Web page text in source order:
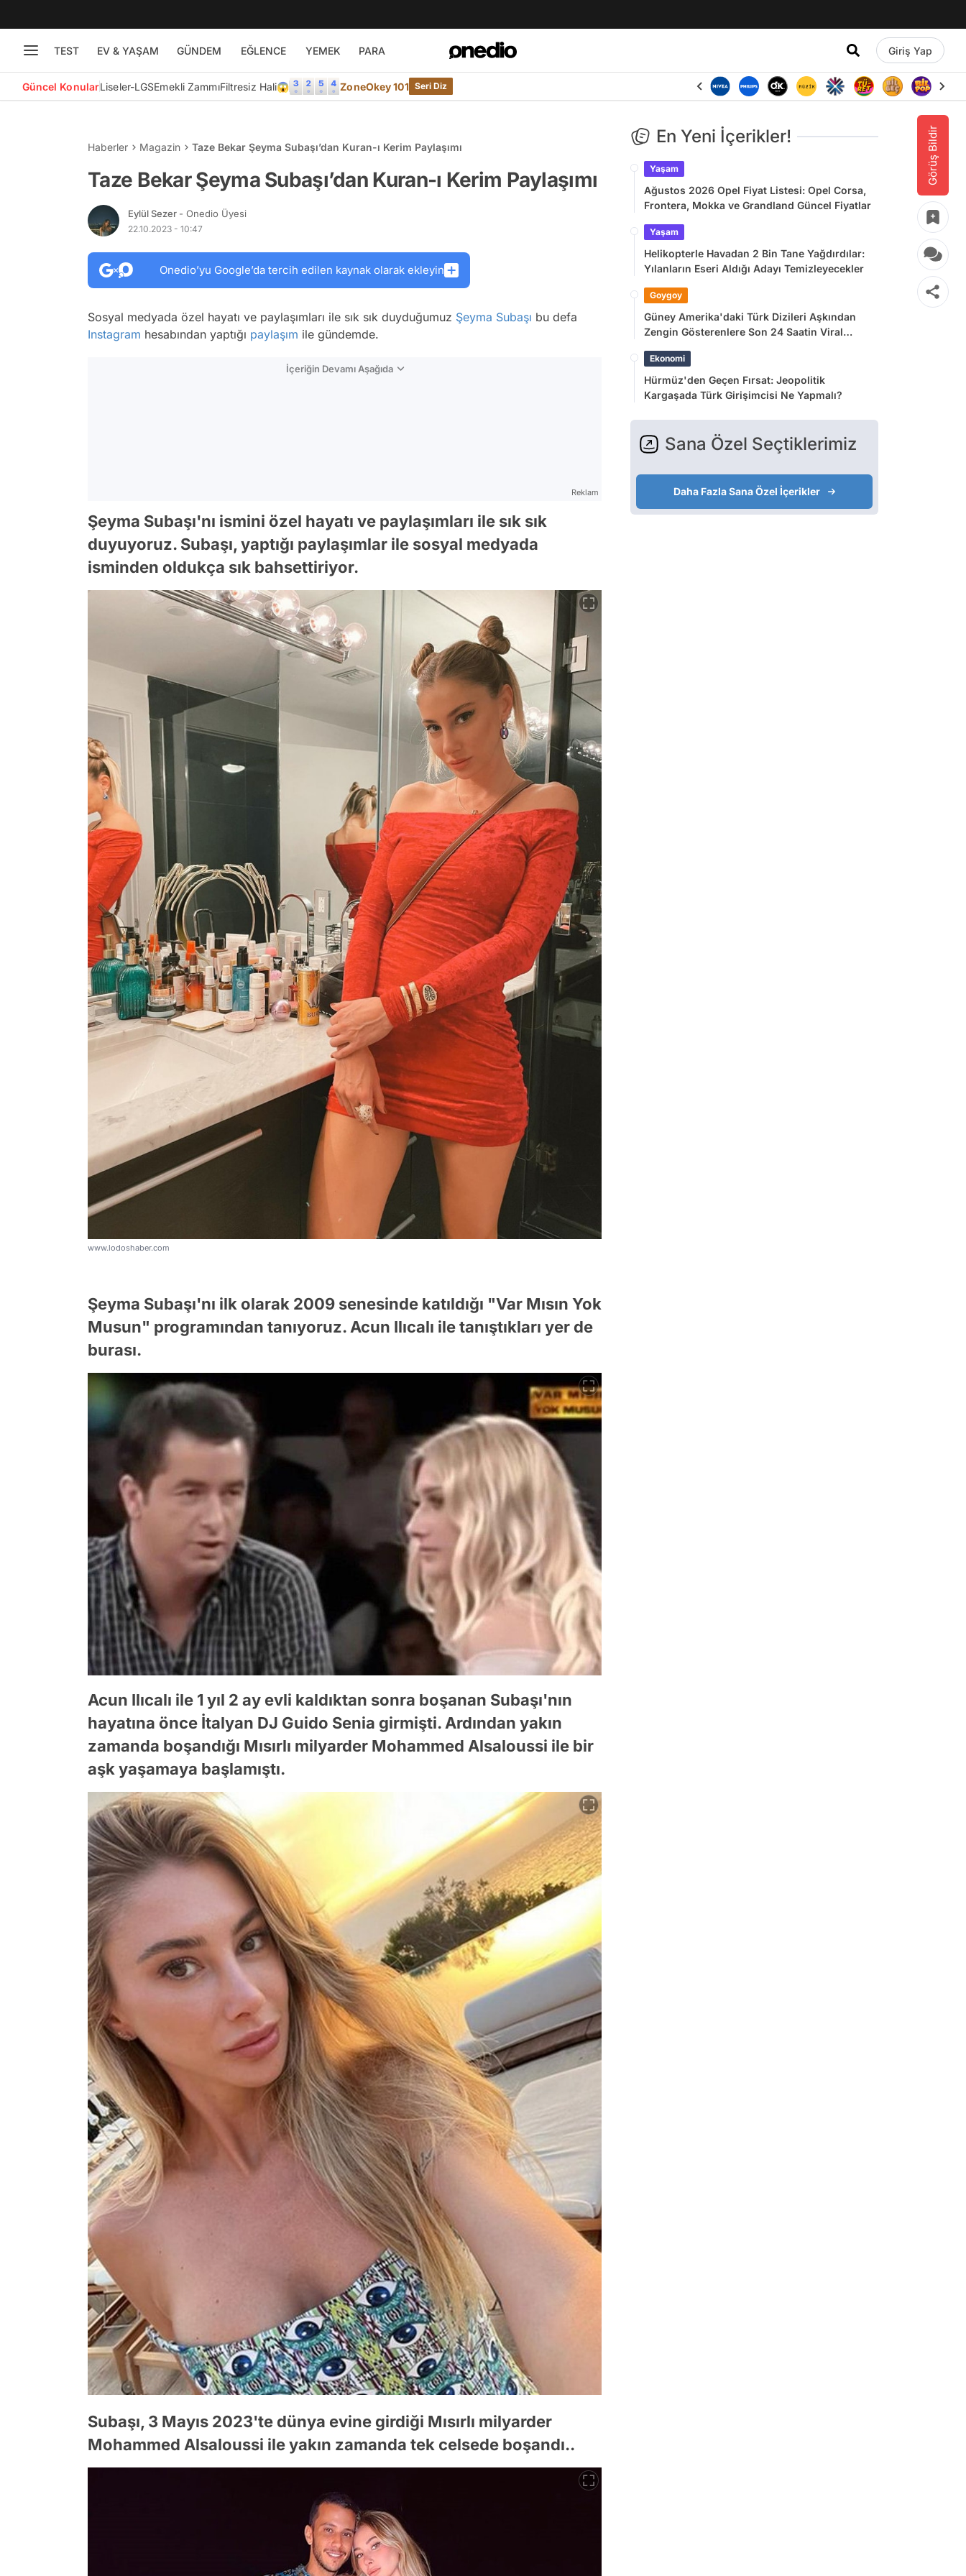
TEST EV & YAŞAM GÜNDEM EĞLENCE YEMEK PARA Giriş Yap
Güncel KonularLiseler-LGSEmekli ZammıFiltresiz Hali😱 ZoneOkey 101 Seri Diz
Görüş Bildir
Haberler Magazin Taze Bekar Şeyma Subaşı’dan Kuran-ı Kerim Paylaşımı
Taze Bekar Şeyma Subaşı’dan Kuran-ı Kerim Paylaşımı
Eylül Sezer - Onedio Üyesi
22.10.2023 - 10:47
Onedio’yu Google’da tercih edilen kaynak olarak ekleyin
Sosyal medyada özel hayatı ve paylaşımları ile sık sık duyduğumuz Şeyma Subaşı bu defa
Instagram hesabından yaptığı paylaşım ile gündemde.
İçeriğin Devamı Aşağıda
Reklam
Şeyma Subaşı'nı ismini özel hayatı ve paylaşımları ile sık sık
duyuyoruz. Subaşı, yaptığı paylaşımlar ile sosyal medyada
isminden oldukça sık bahsettiriyor.
www.lodoshaber.com
Şeyma Subaşı'nı ilk olarak 2009 senesinde katıldığı "Var Mısın Yok
Musun" programından tanıyoruz. Acun Ilıcalı ile tanıştıkları yer de
burası.
Acun Ilıcalı ile 1 yıl 2 ay evli kaldıktan sonra boşanan Subaşı'nın
hayatına önce İtalyan DJ Guido Senia girmişti. Ardından yakın
zamanda boşandığı Mısırlı milyarder Mohammed Alsaloussi ile bir
aşk yaşamaya başlamıştı.
Subaşı, 3 Mayıs 2023'te dünya evine girdiği Mısırlı milyarder
Mohammed Alsaloussi ile yakın zamanda tek celsede boşandı..
En Yeni İçerikler!
Yaşam
Ağustos 2026 Opel Fiyat Listesi: Opel Corsa,
Frontera, Mokka ve Grandland Güncel Fiyatlar
Yaşam
Helikopterle Havadan 2 Bin Tane Yağdırdılar:
Yılanların Eseri Aldığı Adayı Temizleyecekler
Goygoy
Güney Amerika'daki Türk Dizileri Aşkından
Zengin Gösterenlere Son 24 Saatin Viral
Ekonomi
Hürmüz'den Geçen Fırsat: Jeopolitik
Kargaşada Türk Girişimcisi Ne Yapmalı?
Sana Özel Seçtiklerimiz
Daha Fazla Sana Özel İçerikler